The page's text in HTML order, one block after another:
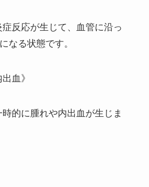
反応が生じて、血管に沿っ
なる状態です。
血》
的に腫れや内出血が生じま